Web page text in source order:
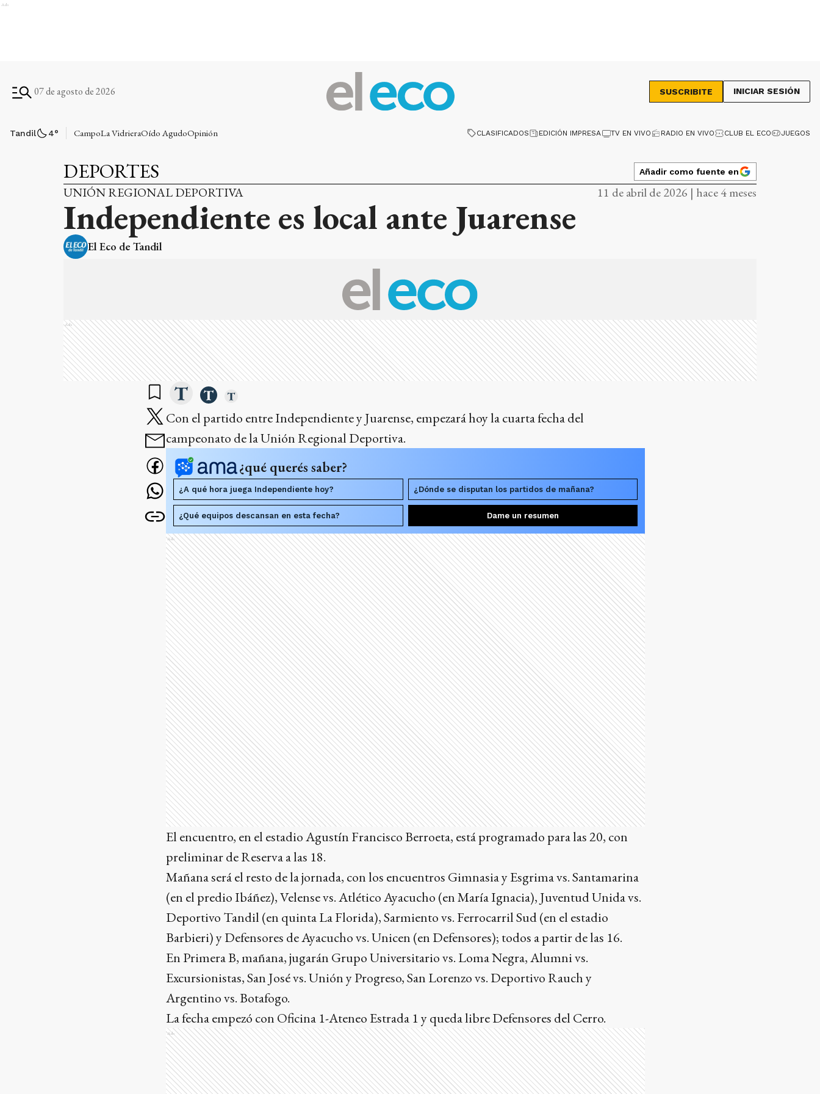
Ads
07 de agosto de 2026 SUSCRIBITE INICIAR SESIÓN
Tandil 4° CampoLa VidrieraOído AgudoOpinión CLASIFICADOS EDICIÓN IMPRESA TV EN VIVO RADIO EN VIVO CLUB EL ECO JUEGOS
DEPORTES Añadir como fuente en
UNIÓN REGIONAL DEPORTIVA 11 de abril de 2026 | hace 4 meses
Independiente es local ante Juarense
El Eco de Tandil
Ads
Con el partido entre Independiente y Juarense, empezará hoy la cuarta fecha del
campeonato de la Unión Regional Deportiva.
¿qué querés saber?
¿A qué hora juega Independiente hoy? ¿Dónde se disputan los partidos de mañana?
¿Qué equipos descansan en esta fecha? Dame un resumen
Ads
El encuentro, en el estadio Agustín Francisco Berroeta, está programado para las 20, con
preliminar de Reserva a las 18.
Mañana será el resto de la jornada, con los encuentros Gimnasia y Esgrima vs. Santamarina
(en el predio Ibáñez), Velense vs. Atlético Ayacucho (en María Ignacia), Juventud Unida vs.
Deportivo Tandil (en quinta La Florida), Sarmiento vs. Ferrocarril Sud (en el estadio
Barbieri) y Defensores de Ayacucho vs. Unicen (en Defensores); todos a partir de las 16.
En Primera B, mañana, jugarán Grupo Universitario vs. Loma Negra, Alumni vs.
Excursionistas, San José vs. Unión y Progreso, San Lorenzo vs. Deportivo Rauch y
Argentino vs. Botafogo.
La fecha empezó con Oficina 1-Ateneo Estrada 1 y queda libre Defensores del Cerro.
Ads